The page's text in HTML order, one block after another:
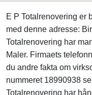
E P Totalrenovering er
med denne adresse:
Totalrenovering har
Maler. Firmaets
du andre fakta om
nummeret 18990938
Totalrenovering har